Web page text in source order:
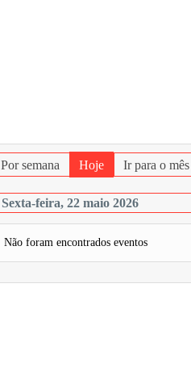
Por semana Hoje Ir para o mês
Sexta-feira, 22 maio 2026
Não foram encontrados eventos